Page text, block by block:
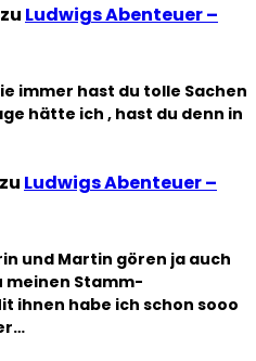
zu Ludwigs Abenteuer –
immer hast du tolle Sachen
hätte ich , hast du denn in
zu Ludwigs Abenteuer –
und Martin gören ja auch
meinen Stamm-
ihnen habe ich schon sooo